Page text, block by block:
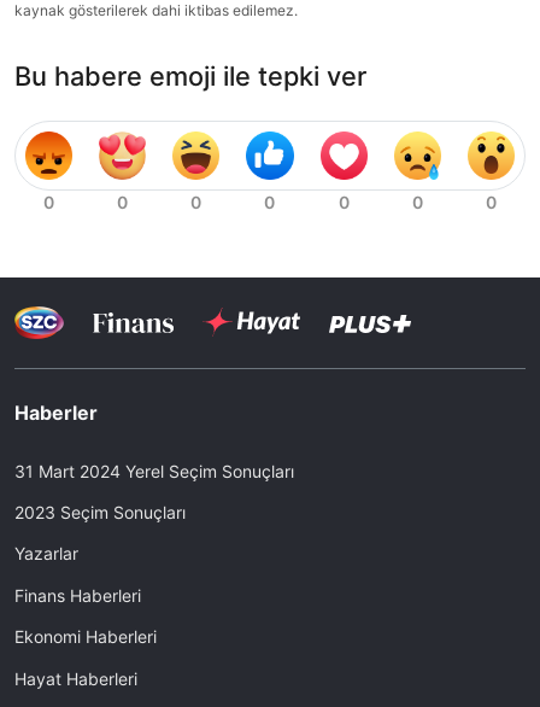
kaynak gösterilerek dahi iktibas edilemez.
Bu habere emoji ile tepki ver
Haberler
31 Mart 2024 Yerel Seçim Sonuçları
2023 Seçim Sonuçları
Yazarlar
Finans Haberleri
Ekonomi Haberleri
Hayat Haberleri